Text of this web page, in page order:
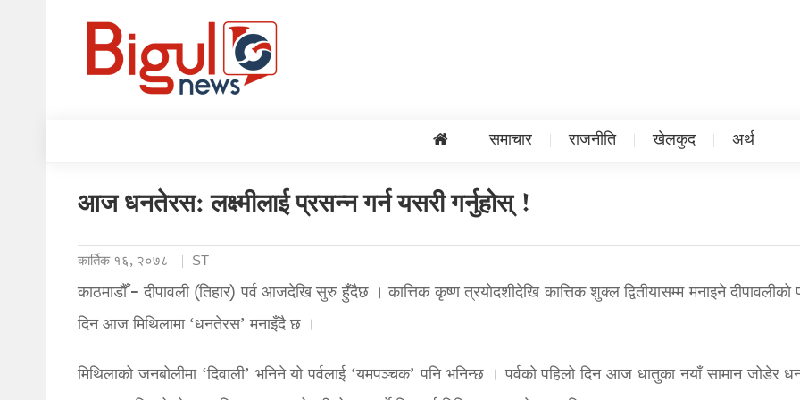
समाचार राजनीति खेलकुद अर्थ
आज धनतेरस: लक्ष्मीलाई प्रसन्न गर्न यसरी गर्नुहोस् !
कार्तिक १६, २०७८ ST
काठमाडौँ – दीपावली (तिहार) पर्व आजदेखि सुरु हुँदैछ । कात्तिक कृष्ण त्रयोदशीदेखि कात्तिक शुक्ल द्वितीयासम्म मनाइने दीपावलीको
दिन आज मिथिलामा ‘धनतेरस’ मनाइँदै छ ।
मिथिलाको जनबोलीमा ‘दिवाली’ भनिने यो पर्वलाई ‘यमपञ्चक’ पनि भनिन्छ । पर्वको पहिलो दिन आज धातुका नयाँ सामान जोडेर